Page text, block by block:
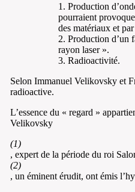
1. Production
pourraient
des matériaux et
2. Production d’un
rayon laser ».
3. Radioactivité.
Selon Immanuel Velikovsky et
radioactive.
L’essence du « regard »
Velikovsky
(1)
, expert de la période du roi
(2)
, un éminent érudit, ont émis